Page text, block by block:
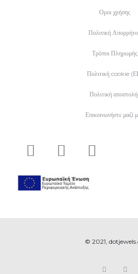
Οροι χρήσης
Πολιτική
Τρόποι Πληρωμής
Πολιτική cookie
Πολιτική
Επικοινωνήστε μαζί
© 2021,